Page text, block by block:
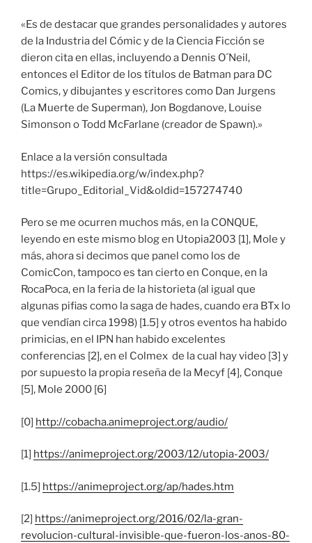
«Es de destacar que grandes personalidades y autores
de la Industria del Cómic y de la Ciencia Ficción se
dieron cita en ellas, incluyendo a Dennis O´Neil,
entonces el Editor de los títulos de Batman para DC
Comics, y dibujantes y escritores como Dan Jurgens
(La Muerte de Superman), Jon Bogdanove, Louise
Simonson o Todd McFarlane (creador de Spawn).»
Enlace a la versión consultada
https://es.wikipedia.org/w/index.php?
title=Grupo_Editorial_Vid&oldid=157274740
Pero se me ocurren muchos más, en la CONQUE,
leyendo en este mismo blog en Utopia2003 [1], Mole y
más, ahora si decimos que panel como los de
ComicCon, tampoco es tan cierto en Conque, en la
RocaPoca, en la feria de la historieta (al igual que
algunas pifias como la saga de hades, cuando era BTx lo
que vendían circa 1998) [1.5] y otros eventos ha habido
primicias, en el IPN han habido excelentes
conferencias [2], en el Colmex de la cual hay video [3] y
por supuesto la propia reseña de la Mecyf [4], Conque
[5], Mole 2000 [6]
[0] http://cobacha.animeproject.org/audio/
[1] https://animeproject.org/2003/12/utopia-2003/
[1.5] https://animeproject.org/ap/hades.htm
[2] https://animeproject.org/2016/02/la-gran-
revolucion-cultural-invisible-que-fueron-los-anos-80-